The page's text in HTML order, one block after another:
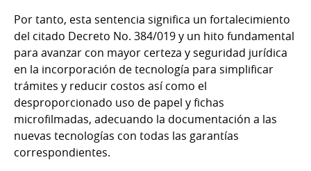
Por tanto, esta sentencia significa un fortalecimiento
del citado Decreto No. 384/019 y un hito fundamental
para avanzar con mayor certeza y seguridad jurídica
en la incorporación de tecnología para simplificar
trámites y reducir costos así como el
desproporcionado uso de papel y fichas
microfilmadas, adecuando la documentación a las
nuevas tecnologías con todas las garantías
correspondientes.